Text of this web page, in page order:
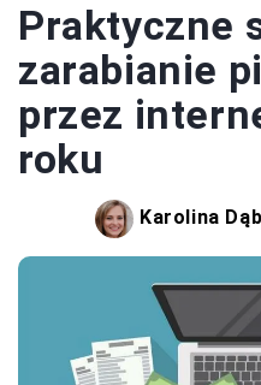
Praktyczne
zarabianie
przez
roku
Karolina